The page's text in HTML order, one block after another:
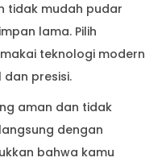
tidak mudah pudar
lama. Pilih
teknologi modern
presisi.
aman dan tidak
dengan
bahwa kamu